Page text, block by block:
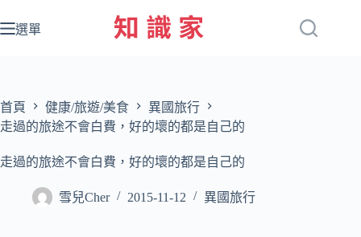
至
容
選單
首頁 健康/旅遊/美食
異國旅行
走過的旅途不會白費，好的壞的都是自己的
走過的旅途不會白費，好的壞的都是自己的
雪兒Cher 2015-11-12 異國旅行